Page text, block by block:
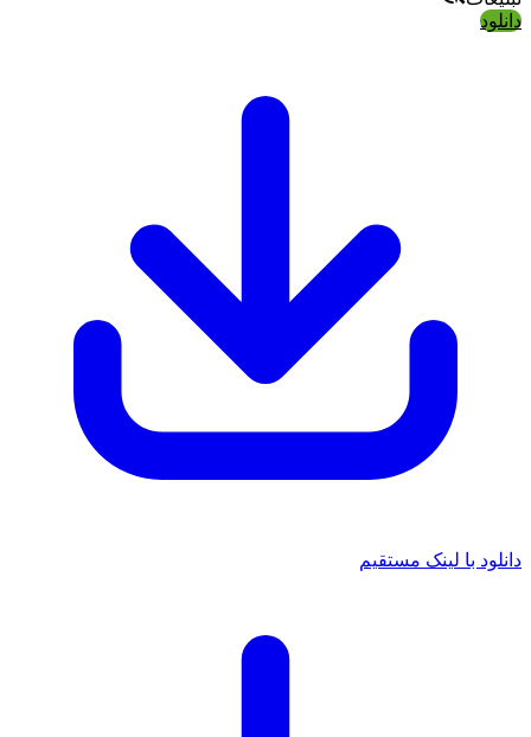
دانلود
دانلود با لینک مستقیم